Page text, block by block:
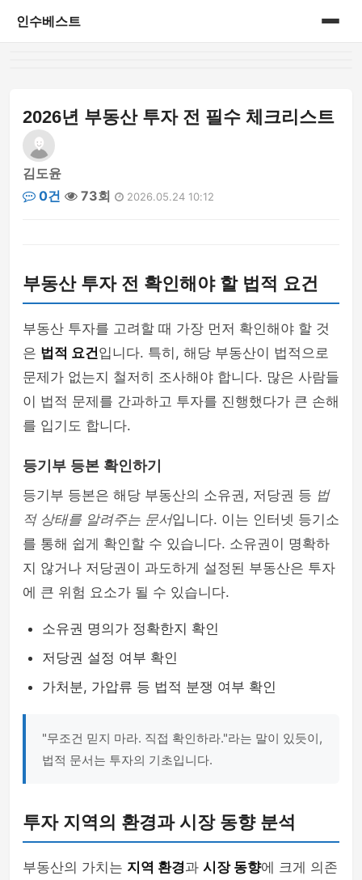
인수베스트
2026년 부동산 투자 전 필수 체크리스트
김도윤
0건
73회 2026.05.24 10:12
부동산 투자 전 확인해야 할 법적 요건
부동산 투자를 고려할 때 가장 먼저 확인해야 할 것
은 법적 요건입니다. 특히, 해당 부동산이 법적으로
문제가 없는지 철저히 조사해야 합니다. 많은 사람들
이 법적 문제를 간과하고 투자를 진행했다가 큰 손해
를 입기도 합니다.
등기부 등본 확인하기
등기부 등본은 해당 부동산의 소유권, 저당권 등 법
적 상태를 알려주는 문서입니다. 이는 인터넷 등기소
를 통해 쉽게 확인할 수 있습니다. 소유권이 명확하
지 않거나 저당권이 과도하게 설정된 부동산은 투자
에 큰 위험 요소가 될 수 있습니다.
소유권 명의가 정확한지 확인
저당권 설정 여부 확인
가처분, 가압류 등 법적 분쟁 여부 확인
"무조건 믿지 마라. 직접 확인하라."라는 말이 있듯이,
법적 문서는 투자의 기초입니다.
투자 지역의 환경과 시장 동향 분석
부동산의 가치는 지역 환경과 시장 동향에 크게 의존